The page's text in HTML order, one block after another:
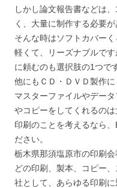
しかし論文報告書などは
く、大量に制作する必要が
そんな時はソフトカバーく
軽くて、リーズナブルで
に頼むのも選択肢の1つで
他にもＣＤ・ＤＶＤ製作に
マスターファイルやデー
やコピーをしてくれるのは
印刷のことを考えるなら
ださい。
栃木県那須塩原市の印刷
どの印刷、製本、コピー
社として、あらゆる印刷に